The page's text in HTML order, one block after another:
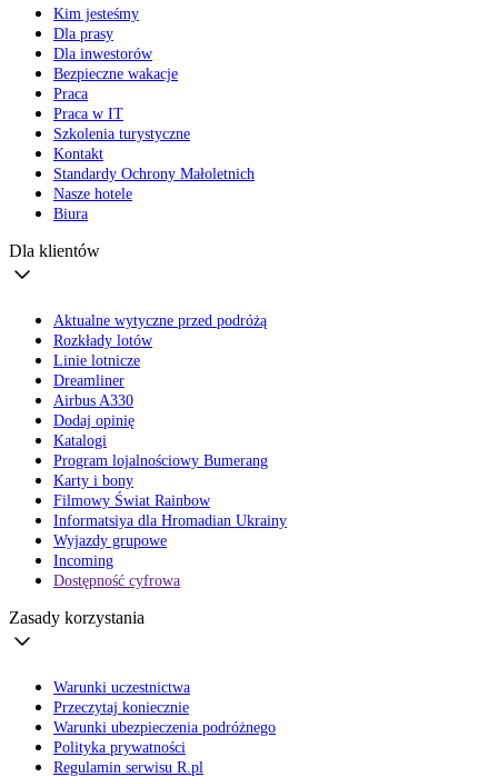
Kim jesteśmy
Dla prasy
Dla inwestorów
Bezpieczne wakacje
Praca
Praca w IT
Szkolenia turystyczne
Kontakt
Standardy Ochrony Małoletnich
Nasze hotele
Biura
Dla klientów
Aktualne wytyczne przed podróżą
Rozkłady lotów
Linie lotnicze
Dreamliner
Airbus A330
Dodaj opinię
Katalogi
Program lojalnościowy Bumerang
Karty i bony
Filmowy Świat Rainbow
Informatsiya dla Hromadian Ukrainy
Wyjazdy grupowe
Incoming
Dostępność cyfrowa
Zasady korzystania
Warunki uczestnictwa
Przeczytaj koniecznie
Warunki ubezpieczenia podróżnego
Polityka prywatności
Regulamin serwisu R.pl